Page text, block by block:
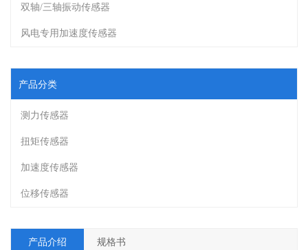
双轴/三轴振动传感器
风电专用加速度传感器
产品分类
测力传感器
扭矩传感器
加速度传感器
位移传感器
产品介绍 规格书